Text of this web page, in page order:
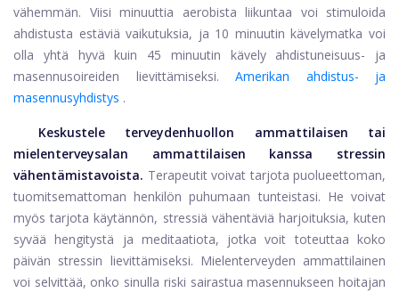
vähemmän. Viisi minuuttia aerobista liikuntaa voi stimuloida
ahdistusta estäviä vaikutuksia, ja 10 minuutin kävelymatka voi
olla yhtä hyvä kuin 45 minuutin kävely ahdistuneisuus- ja
masennusoireiden lievittämiseksi.
Amerikan ahdistus- ja
masennusyhdistys .
Keskustele terveydenhuollon ammattilaisen tai
mielenterveysalan ammattilaisen kanssa stressin
vähentämistavoista. Terapeutit voivat tarjota puolueettoman,
tuomitsemattoman henkilön puhumaan tunteistasi. He voivat
myös tarjota käytännön, stressiä vähentäviä harjoituksia, kuten
syvää hengitystä ja meditaatiota, jotka voit toteuttaa koko
päivän stressin lievittämiseksi. Mielenterveyden ammattilainen
voi selvittää, onko sinulla riski sairastua masennukseen hoitajan